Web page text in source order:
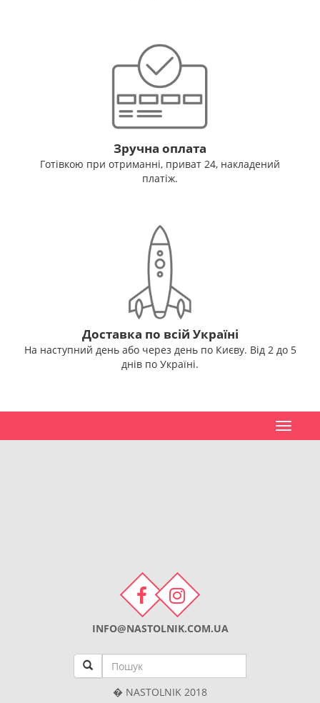
Зручна оплата
Готівкою при отриманні, приват 24, накладений
платіж.
Доставка по всій Україні
На наступний день або через день по Києву. Від 2 до 5
днів по Україні.
Toggle
INFO@NASTOLNIK.COM.UA
� NASTOLNIK 2018